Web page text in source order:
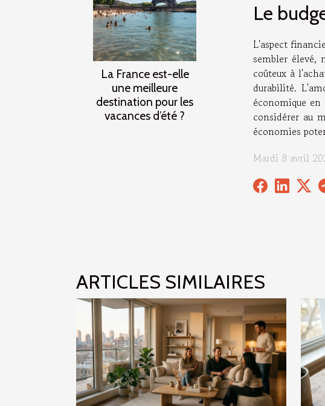
La France est-elle
une meilleure
destination pour les
vacances d’été ?
Le
L'aspect
sembler élevé,
coûteux à
durabilité.
économique
considérer au
économies
Mardi 8 avril
ARTICLES SIMILAIRES